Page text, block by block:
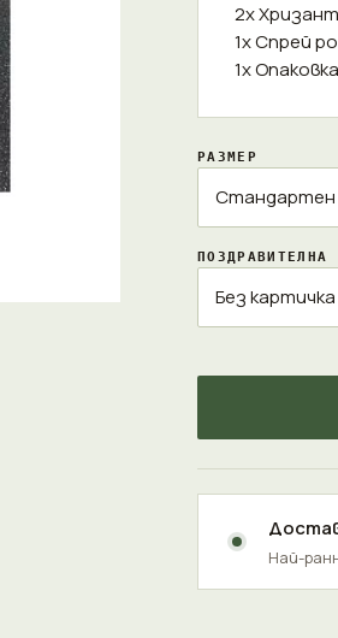
2x
1x Спрей
1x
РАЗМЕР
ПОЗДРАВИТЕЛНА
Най-